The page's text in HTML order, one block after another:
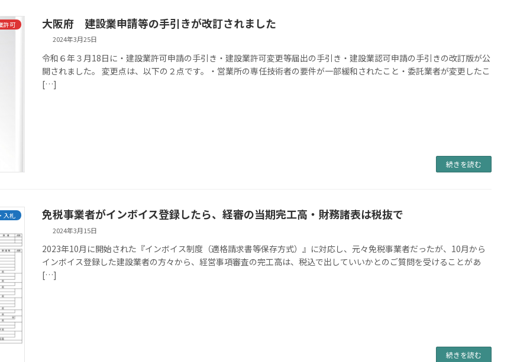
許可 大阪府 建設業申請等の手引きが改訂されました
2024年3月25日
令和６年３月18日に・建設業許可申請の手引き・建設業許可変更等届出の手引き・建設業認可申請の手引きの改訂版が公
開されました。 変更点は、以下の２点です。・営業所の専任技術者の要件が一部緩和されたこと・委託業者が変更したこ
[…]
続きを読む
入札 免税事業者がインボイス登録したら、経審の当期完工高・財務諸表は税抜で
2024年3月15日
2023年10月に開始された『インボイス制度（適格請求書等保存方式）』に対応し、元々免税事業者だったが、10月から
インボイス登録した建設業者の方々から、経営事項審査の完工高は、税込で出していいかとのご質問を受けることがあ
[…]
続きを読む